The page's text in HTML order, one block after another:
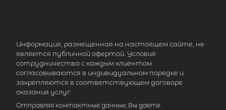
Информация, размещенная на настоящем сайте, не
является публичной офертой. Условия
сотрудничества с каждым клиентом
согласовываются в индивидуальном порядке и
закрепляются в соответствующем договоре
оказания услуг.
Отправляя контактные данные, Вы даете